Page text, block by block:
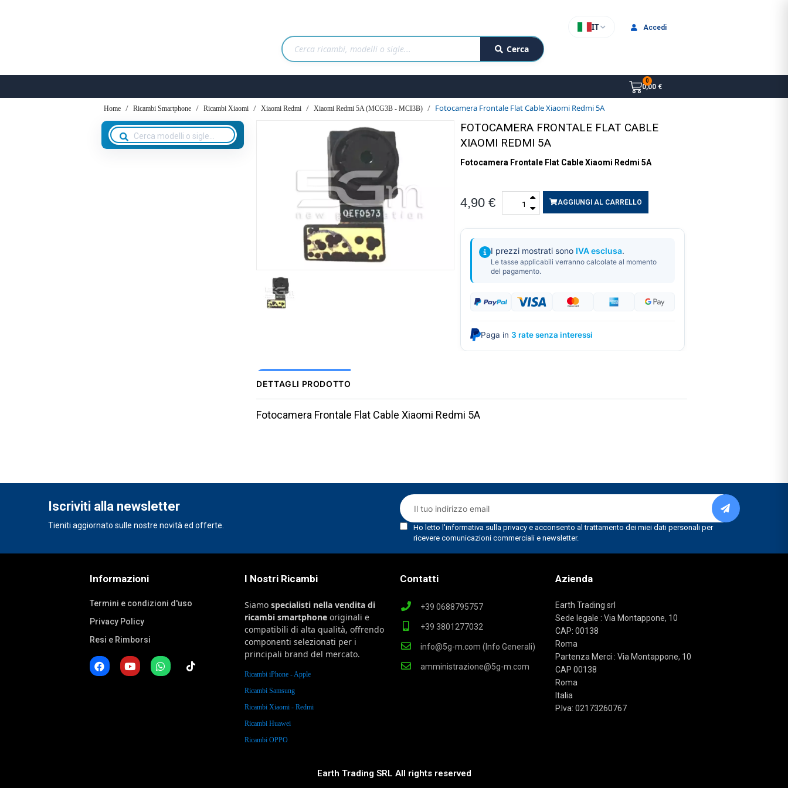
Cerca
IT Accedi
0,00 €
Home Ricambi Smartphone Ricambi Xiaomi Xiaomi Redmi Xiaomi Redmi 5A (MCG3B - MCI3B) Fotocamera Frontale Flat Cable Xiaomi Redmi 5A
FOTOCAMERA FRONTALE FLAT CABLE
XIAOMI REDMI 5A
Fotocamera Frontale Flat Cable Xiaomi Redmi 5A
4,90 € AGGIUNGI AL CARRELLO
I prezzi mostrati sono IVA esclusa.
Le tasse applicabili verranno calcolate al momento
del pagamento.
Paga in 3 rate senza interessi
DETTAGLI PRODOTTO
Fotocamera Frontale Flat Cable Xiaomi Redmi 5A
Iscriviti alla newsletter
Tieniti aggiornato sulle nostre novità ed offerte.
Informazioni
Termini e condizioni d'uso
Privacy Policy
Resi e Rimborsi
I Nostri Ricambi
Siamospecialisti nella vendita di
ricambi smartphone originali e
compatibili di alta qualità, offrendo
componenti selezionati per i
principali brand del mercato.
Ricambi iPhone - Apple
Ricambi Samsung
Ricambi Xiaomi - Redmi
Ricambi Huawei
Ricambi OPPO
Contatti
+39 0688795757
+39 3801277032
info@5g-m.com (Info Generali)
amministrazione@5g-m.com
Azienda
Earth Trading srl
Sede legale : Via Montappone, 10
CAP: 00138
Roma
Partenza Merci : Via Montappone, 10
CAP 00138
Roma
Italia
P.Iva: 02173260767
Earth Trading SRL All rights reserved